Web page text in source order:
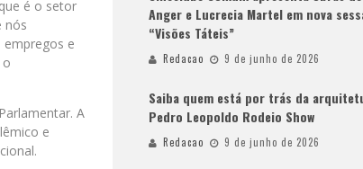
é o setor
nós
e
A
e
Anger e Lucrecia Martel em nova
“Visões Táteis”
Redacao 9 de junho de 2026
Saiba quem está por trás da
Pedro Leopoldo Rodeio Show
Redacao 9 de junho de 2026